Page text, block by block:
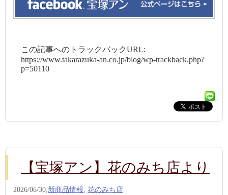
この記事へのトラックバックURL:
https://www.takarazuka-an.co.jp/blog/wp-trackback.php?
p=50110
【宝塚アン】花のみち店より
2026/06/30,新商品情報, 花のみち店